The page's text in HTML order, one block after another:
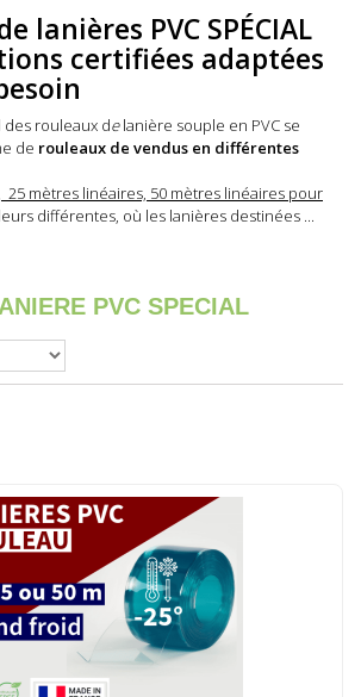
lanières PVC SPÉCIAL
certifiées adaptées
des rouleaux delanière souple en PVC se
de rouleaux de vendus en différentes
25 mètres linéaires, 50 mètres linéaires pour
différentes, où les lanières destinées ...
PVC SPECIAL